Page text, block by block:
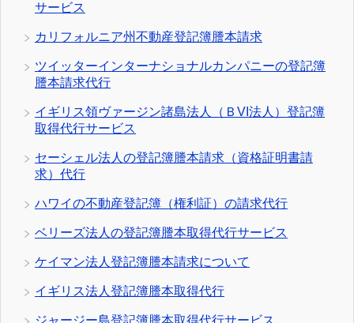
サービス
カリフォルニア州不動産登記簿謄本請求
ツイッターインターナショナルカンパニーの登記簿
謄本請求代行
イギリス領ヴァージン諸島法人（ＢVI法人）登記簿
取得代行サービス
セーシェル法人の登記簿謄本請求（資格証明書請
求）代行
ハワイの不動産登記簿（権利証）の請求代行
ベリーズ法人の登記簿謄本取得代行サービス
ケイマン法人登記簿謄本請求について
イギリス法人登記簿謄本取得代行